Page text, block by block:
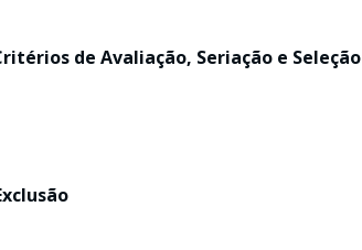
de Avaliação, Seriação e Seleção